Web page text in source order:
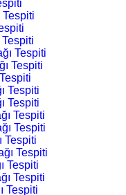
Tespiti
Tespiti
Tespiti
Tespiti
Tespiti
Tespiti
Tespiti
Tespiti
Tespiti
Tespiti
Tespiti
Tespiti